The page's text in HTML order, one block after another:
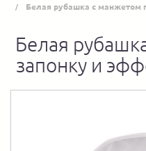
Белая рубашка с манжетом
Белая
запонку и